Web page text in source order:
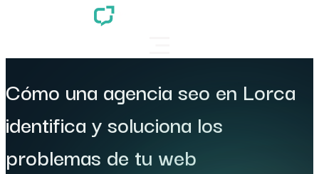
Cómo una agencia seo en Lorca
identifica y soluciona los
problemas de tu web